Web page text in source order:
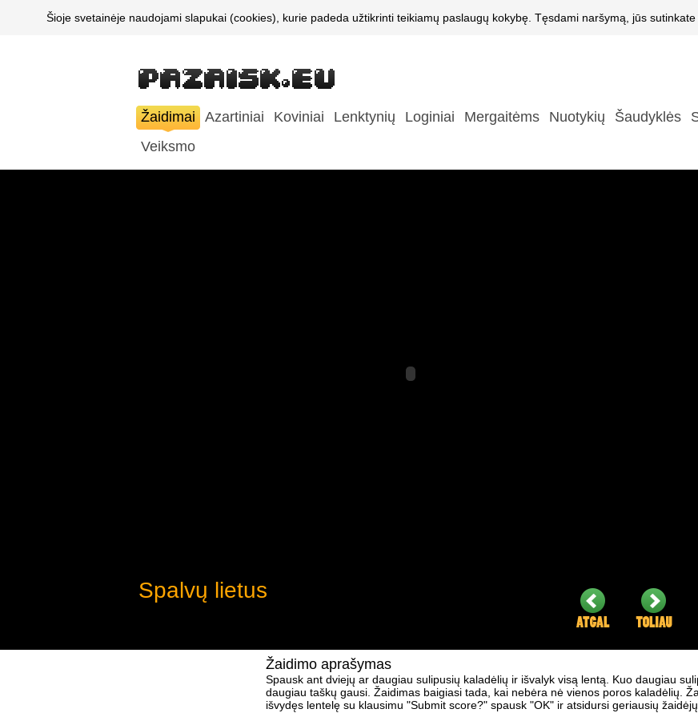
Šioje svetainėje naudojami slapukai (cookies), kurie padeda užtikrinti teikiamų paslaugų kokybę. Tęsdami naršymą, jūs
Žaidimai Azartiniai Koviniai Lenktynių Loginiai Mergaitėms Nuotykių Šaudyklės
Veiksmo
Spalvų lietus
Žaidimo aprašymas
Spausk ant dviejų ar daugiau sulipusių kaladėlių ir išvalyk visą lentą. Kuo daugiau
daugiau taškų gausi. Žaidimas baigiasi tada, kai nebėra nė vienos poros kaladėlių.
išvydęs lentelę su klausimu "Submit score?" spausk "OK" ir atsidursi geriausių